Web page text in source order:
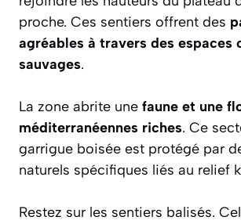
proche. Ces sentiers offrent des
agréables à travers des espaces
sauvages.
La zone abrite une faune et une
méditerranéennes riches. Ce
garrigue boisée est protégé par
naturels spécifiques liés au relief
Restez sur les sentiers balisés.